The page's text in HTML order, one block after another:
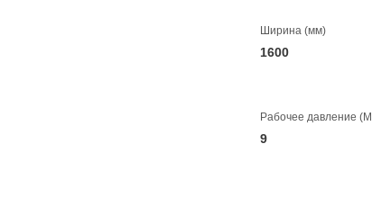
Ширина (мм)
1600
Рабочее давление
9